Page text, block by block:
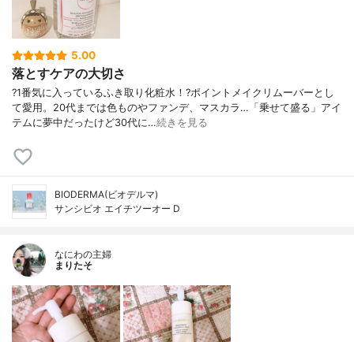
5.00
落とすケアの大切さ
?1番気に入っているふき取り化粧水！?ポイントメイクリムーバーとし
て愛用。20代までは色ものやファンデ、マスカラ…「乗せて盛る」アイ
テムに夢中だったけど30代に…続きを見る
BIODERMA(ビオデルマ)
サンシビオ エイチツーオー D
なにわの主婦
まりたそ